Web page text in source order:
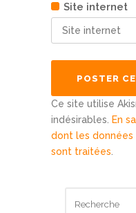
Site internet
Ce site utilise
indésirables. En
dont les
sont traitées.